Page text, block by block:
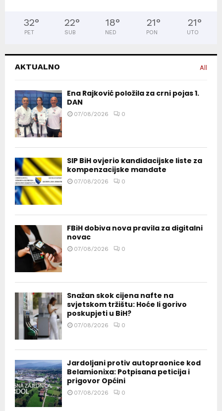
32°
PET
22°
SUB
18°
NED
21°
PON
21°
UTO
AKTUALNO All
Ena Rajković položila za crni pojas 1.
DAN
07/08/2026 0
SIP BiH ovjerio kandidacijske liste za
kompenzacijske mandate
07/08/2026 0
FBiH dobiva nova pravila za digitalni
novac
07/08/2026 0
Snažan skok cijena nafte na
svjetskom tržištu: Hoće li gorivo
poskupjeti u BiH?
07/08/2026 0
Jardoljani protiv autopraonice kod
Belamionixa: Potpisana peticija i
prigovor Općini
07/08/2026 0